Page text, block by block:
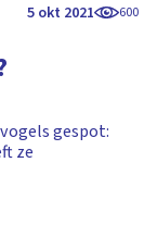
5 okt 2021 600
gespot:
ze